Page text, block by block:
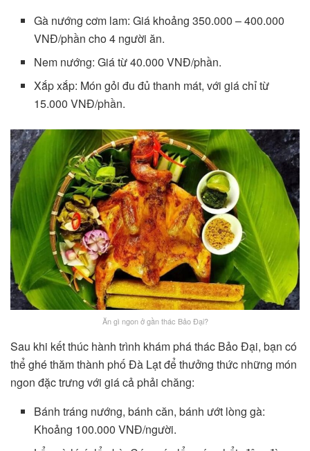
Gà nướng cơm lam: Giá khoảng 350.000 – 400.000
VNĐ/phần cho 4 người ăn.
Nem nướng: Giá từ 40.000 VNĐ/phần.
Xắp xắp: Món gỏi đu đủ thanh mát, với giá chỉ từ
15.000 VNĐ/phần.
Ăn gì ngon ở gần thác Bảo Đại?
Sau khi kết thúc hành trình khám phá thác Bảo Đại, bạn có
thể ghé thăm thành phố Đà Lạt để thưởng thức những món
ngon đặc trưng với giá cả phải chăng:
Bánh tráng nướng, bánh căn, bánh ướt lòng gà:
Khoảng 100.000 VNĐ/người.